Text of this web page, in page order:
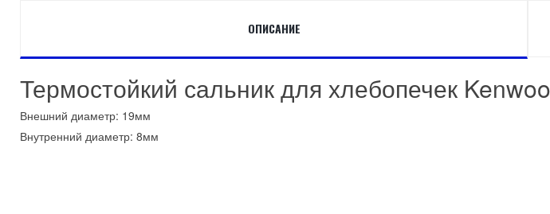
ОПИСАНИЕ
Термостойкий сальник для хлебопечек
Внешний диаметр: 19мм
Внутренний диаметр: 8мм